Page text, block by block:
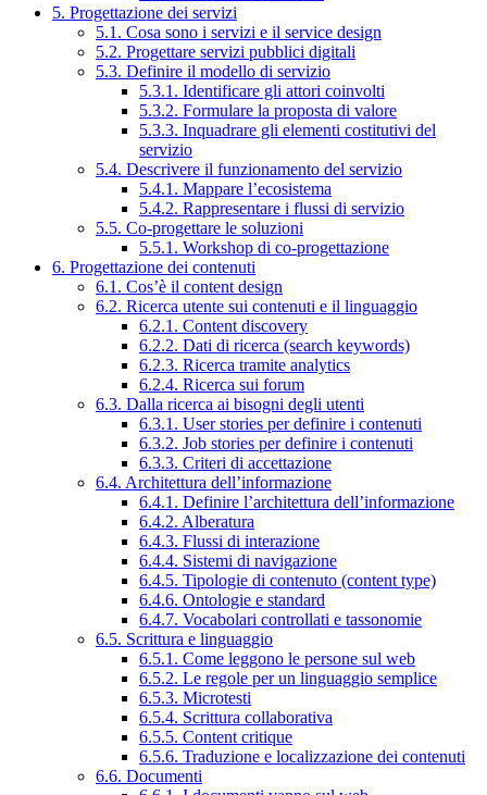
5. Progettazione dei servizi
5.1. Cosa sono i servizi e il service design
5.2. Progettare servizi pubblici digitali
5.3. Definire il modello di servizio
5.3.1. Identificare gli attori coinvolti
5.3.2. Formulare la proposta di valore
5.3.3. Inquadrare gli elementi costitutivi del
servizio
5.4. Descrivere il funzionamento del servizio
5.4.1. Mappare l’ecosistema
5.4.2. Rappresentare i flussi di servizio
5.5. Co-progettare le soluzioni
5.5.1. Workshop di co-progettazione
6. Progettazione dei contenuti
6.1. Cos’è il content design
6.2. Ricerca utente sui contenuti e il linguaggio
6.2.1. Content discovery
6.2.2. Dati di ricerca (search keywords)
6.2.3. Ricerca tramite analytics
6.2.4. Ricerca sui forum
6.3. Dalla ricerca ai bisogni degli utenti
6.3.1. User stories per definire i contenuti
6.3.2. Job stories per definire i contenuti
6.3.3. Criteri di accettazione
6.4. Architettura dell’informazione
6.4.1. Definire l’architettura dell’informazione
6.4.2. Alberatura
6.4.3. Flussi di interazione
6.4.4. Sistemi di navigazione
6.4.5. Tipologie di contenuto (content type)
6.4.6. Ontologie e standard
6.4.7. Vocabolari controllati e tassonomie
6.5. Scrittura e linguaggio
6.5.1. Come leggono le persone sul web
6.5.2. Le regole per un linguaggio semplice
6.5.3. Microtesti
6.5.4. Scrittura collaborativa
6.5.5. Content critique
6.5.6. Traduzione e localizzazione dei contenuti
6.6. Documenti